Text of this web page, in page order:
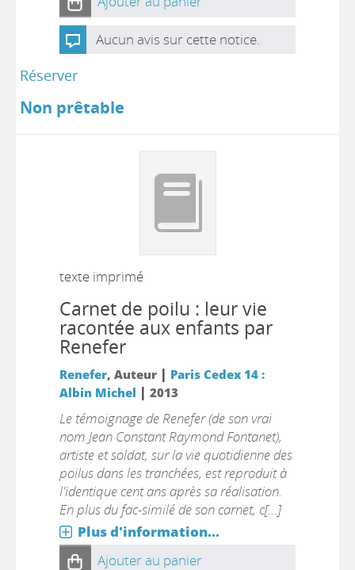
Aucun avis sur cette notice.
Réserver
Non prêtable
texte imprimé
Carnet de poilu : leur vie
racontée aux enfants par
Renefer
Renefer, Auteur | Paris Cedex 14 :
Albin Michel | 2013
Le témoignage de Renefer (de son vrai
nom Jean Constant Raymond Fontanet),
artiste et soldat, sur la vie quotidienne des
poilus dans les tranchées, est reproduit à
l'identique cent ans après sa réalisation.
En plus du fac-similé de son carnet, c[...]
Plus d'information...
Ajouter au panier